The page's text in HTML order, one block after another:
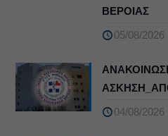
ΒΕΡΟΙΑΣ
05/08/2026
04/08/2026